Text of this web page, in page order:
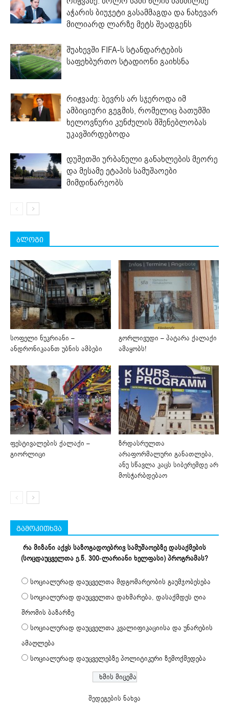
აჭარის ბიუჯეტი გასამმაგდა და ნახევარ
მილიარდ ლარზე მეტს შეადგენს
შუახევში FIFA-ს სტანდარტების
საფეხბურთო სტადიონი გაიხსნა
რიჟვაძე: ბევრს არ სჯეროდა იმ
ამბიციური გეგმის, რომელიც ბათუმში
ხელოვნური კუნძულის მშენებლობას
უკავშირდებოდა
დუშეთში ურბანული განახლების მეორე
და მესამე ეტაპის სამუშაოები
მიმდინარეობს
ბლოგი
სოფელი ნუკრიანი –
ანდრონიკაანთ უბნის ამბები
გორლივუდი – პატარა ქალაქი
ამაყობს!
ფესტივალების ქალაქი –
გიორლიცი
ზრდასრულთა
არაფორმალური განათლება,
ანუ სწავლა კაცს სიბერემდე არ
მოსჭარბდებაო
გამოკითხვა
რა მიზანი აქვს საზოგადოებრივ სამუშაოებზე დასაქმების
(სოცდაუცველთა ე.წ. 300-ლარიანი ხელფასი) პროგრამას?
სოციალურად დაუცველთა მდგომარეობის გაუმჯობესება
სოციალურად დაუცველთა დახმარება, დასაქმდეს ღია
შრომის ბაზარზე
სოციალურად დაუცველთა კვალიფიკაციისა და უნარების
ამაღლება
სოციალურად დაუცველებზე პოლიტიკური ზემოქმედება
შედეგების ნახვა